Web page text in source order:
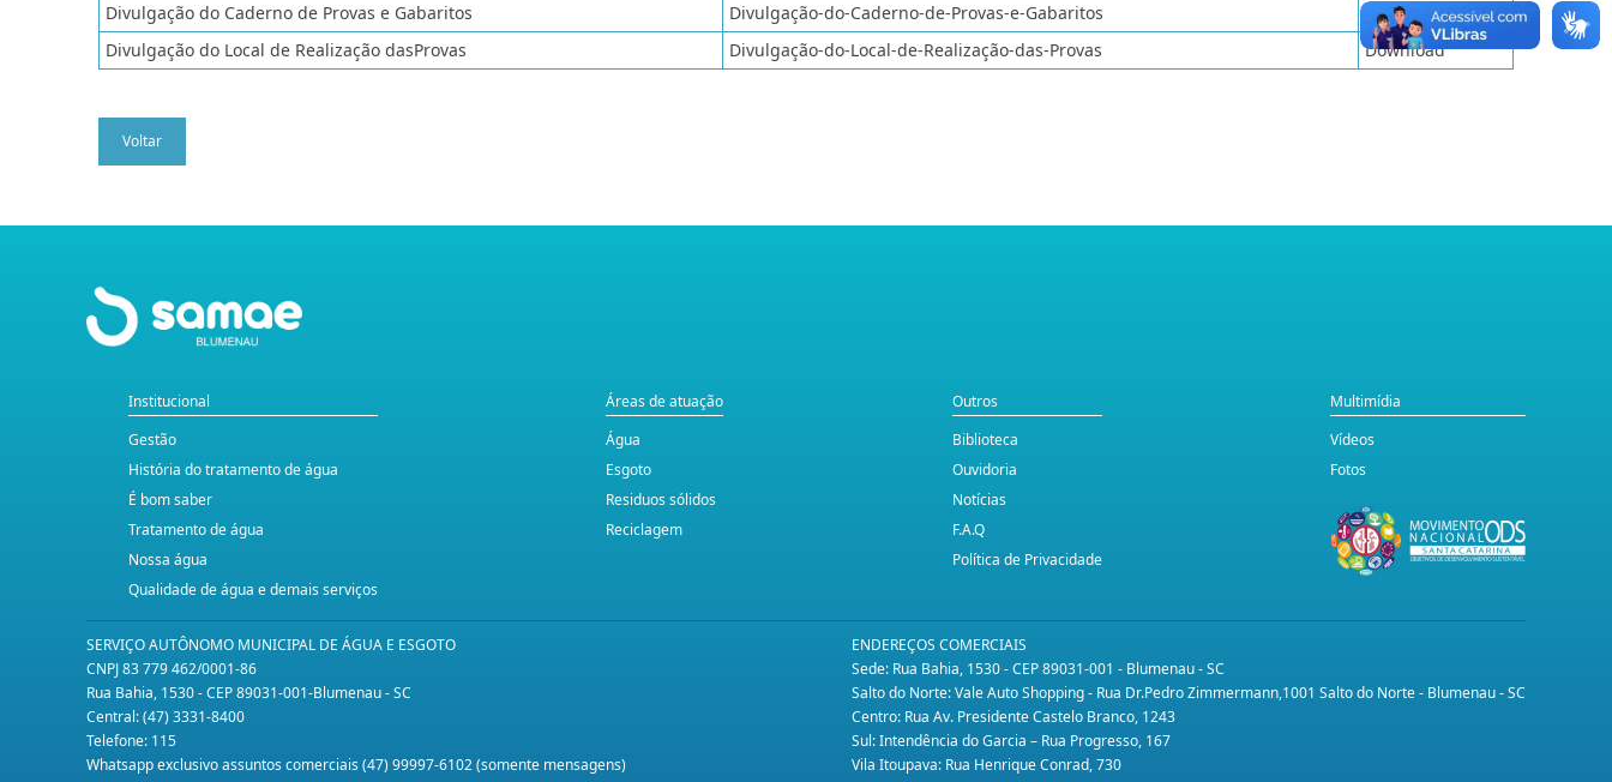
Divulgação do Caderno de Provas e Gabaritos
Divulgação-do-Caderno-de-Provas-e-Gabaritos
Download
Divulgação do Local de Realização dasProvas
Divulgação-do-Local-de-Realização-das-Provas Download
Voltar
Institucional
Gestão
História do tratamento de água
É bom saber
Tratamento de água
Nossa água
Qualidade de água e demais serviços
Áreas de atuação
Água
Esgoto
Residuos sólidos
Reciclagem
Outros
Biblioteca
Ouvidoria
Notícias
F.A.Q
Política de Privacidade
Multimídia
Vídeos
Fotos
SERVIÇO AUTÔNOMO MUNICIPAL DE ÁGUA E ESGOTO
CNPJ 83 779 462/0001-86
Rua Bahia, 1530 - CEP 89031-001-Blumenau - SC
Central: (47) 3331-8400
Telefone: 115
Whatsapp exclusivo assuntos comerciais (47) 99997-6102 (somente mensagens)
ENDEREÇOS COMERCIAIS
Sede: Rua Bahia, 1530 - CEP 89031-001 - Blumenau - SC
Salto do Norte: Vale Auto Shopping - Rua Dr.Pedro Zimmermann,1001 Salto do Norte - Blumenau - SC
Centro: Rua Av. Presidente Castelo Branco, 1243
Sul: Intendência do Garcia – Rua Progresso, 167
Vila Itoupava: Rua Henrique Conrad, 730